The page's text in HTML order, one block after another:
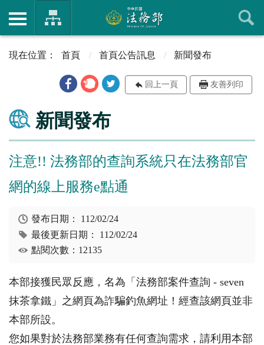
首頁 首頁公告訊息 新聞發布
回上一頁 友善列印
新聞發布
注意!! 法務部的查詢系統只在法務部官
網的線上服務e點通
發布日期： 112/02/24
最後更新日期： 112/02/24
點閱次數：12135
本部接獲民眾反應，名為「法務部案件查詢 - seven
抹茶拿鐵」之網頁為詐騙釣魚網址！經查該網頁並非
本部所設。
您如果對於法務部業務有任何查詢需求，請利用本部